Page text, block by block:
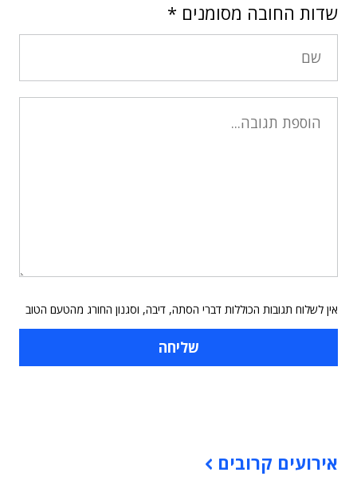
שדות החובה מסומנים *
אין לשלוח תגובות הכוללות דברי הסתה, דיבה, וסגנון החורג מהטעם הטוב
אירועים קרובים